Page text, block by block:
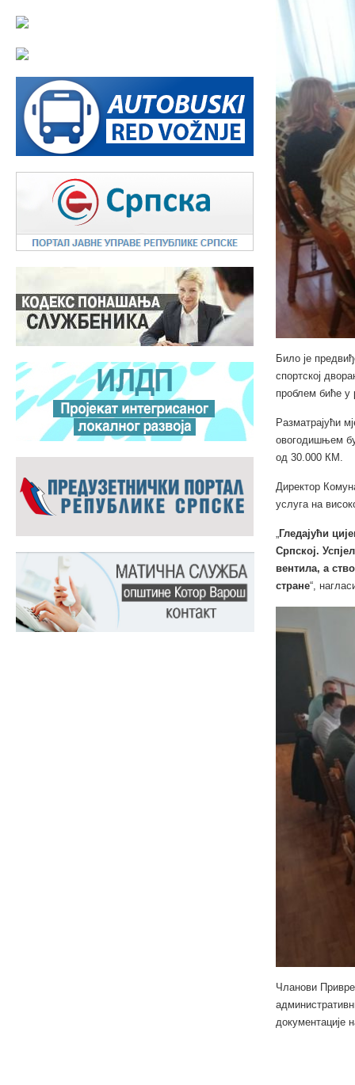
Било је
спортској
проблем биће у
Разматрајући
овогодишњем
од 30.000 КМ.
Директор
услуга на
„Гледајући
Српској.
вентила, а
стране“,
Чланови
документације